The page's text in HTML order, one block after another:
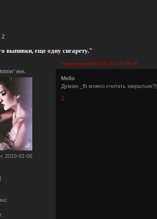
выпивки, еще одну сигарету."
2
Поделиться2010-01-13 21:35:38
me.
: 2010-01-06
Mello
Думаю _fb можно считать закрытым?)
0